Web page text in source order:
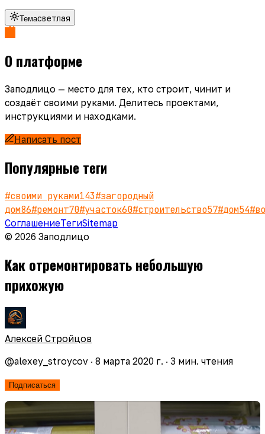
Темасветлая
О платформе
Заподлицо — место для тех, кто строит, чинит и
создаёт своими руками. Делитесь проектами,
инструкциями и находками.
Написать пост
Популярные теги
#своими руками143#загородный
дом86#ремонт70#участок60#строительство57#дом54#
СоглашениеТегиSitemap
© 2026 Заподлицо
Как отремонтировать небольшую
прихожую
Алексей Стройцов
@alexey_stroycov · 8 марта 2020 г. · 3 мин. чтения
Подписаться